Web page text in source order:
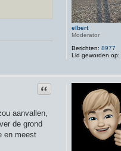
elbert
Moderator
Berichten: 8977
Lid geworden op:
Citeer
aanvallen,
de grond
en meest